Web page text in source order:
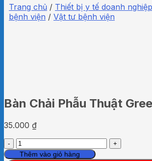
Trang chủ / Thiết bị y tế doanh nghiệp
bệnh viện / Vật tư bệnh viện
Bàn Chải Phẫu Thuật
35.000 ₫
Bàn
Chải
Thêm vào giỏ hàng